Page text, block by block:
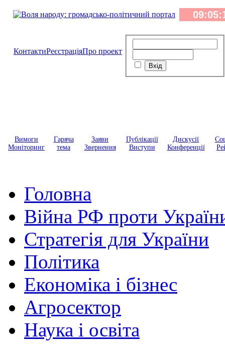
КонтактиРеєстраціяПро проект
Вимоги
Моніторинг
Гаряча
тема
Заяви
Звернення
Публікації
Виступи
Дискусії
Конференції
Головна
Війна РФ проти
Стратегія для України
Політика
Економіка і бізнес
Агросектор
Наука і освіта